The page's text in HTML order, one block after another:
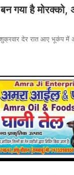
गया है
देर रात आए भूकंप में